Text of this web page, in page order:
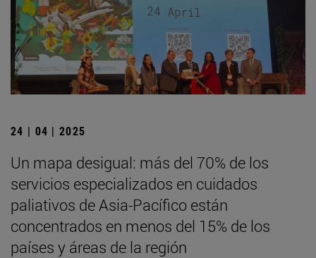
24 | 04 | 2025
Un mapa desigual: más del 70% de los
servicios especializados en cuidados
paliativos de Asia-Pacífico están
concentrados en menos del 15% de los
países y áreas de la región